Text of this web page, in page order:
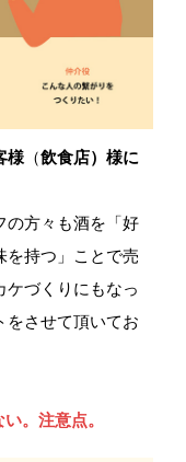
様（飲食店）様に
の方々も酒を「好
を持つ」ことで売
づくりにもなっ
をさせて頂いてお
。注意点。